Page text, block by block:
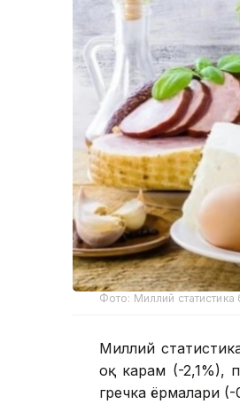
Фото: Миллий
Миллий
оқ карам (-2,1%),
гречка ёрмалари